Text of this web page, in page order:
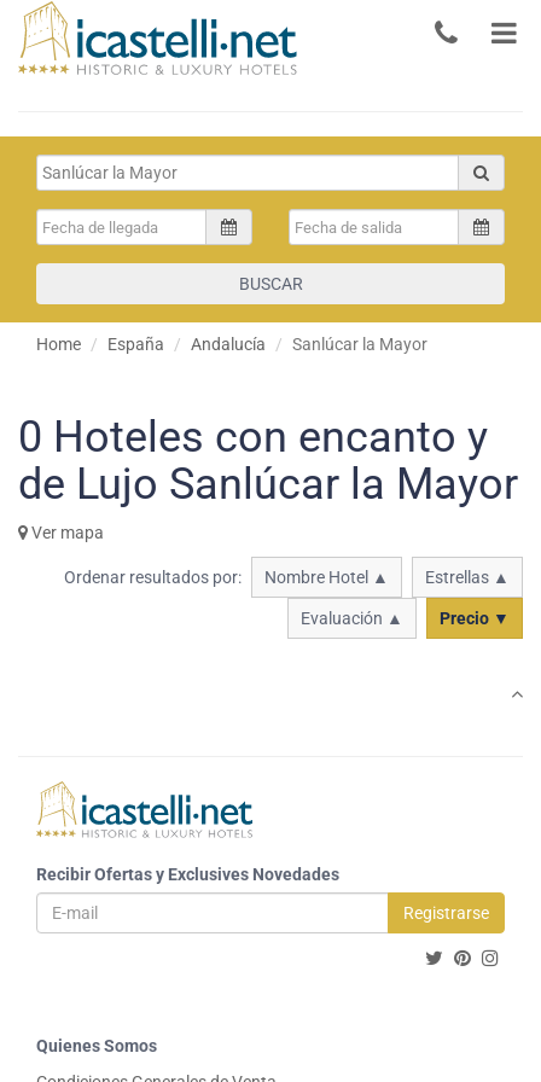
BUSCAR
Home España Andalucía Sanlúcar la Mayor
0 Hoteles con encanto y
de Lujo Sanlúcar la Mayor
Ver mapa
Ordenar resultados por: Nombre Hotel ▲ Estrellas ▲
Evaluación ▲ Precio ▼
Recibir Ofertas y Exclusives Novedades
Registrarse
Quienes Somos